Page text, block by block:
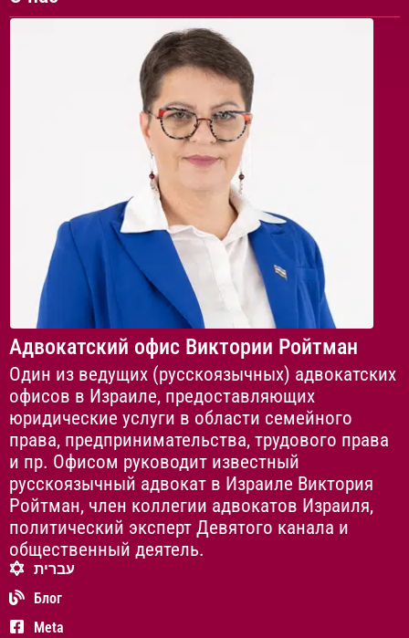
Адвокатский офис Виктории Ройтман
Один из ведущих (русскоязычных) адвокатских
офисов в Израиле, предоставляющих
юридические услуги в области семейного
права, предпринимательства, трудового права
и пр. Офисом руководит известный
русскоязычный адвокат в Израиле Виктория
Ройтман, член коллегии адвокатов Израиля,
политический эксперт Девятого канала и
общественный деятель.
עברית
Блог
Meta